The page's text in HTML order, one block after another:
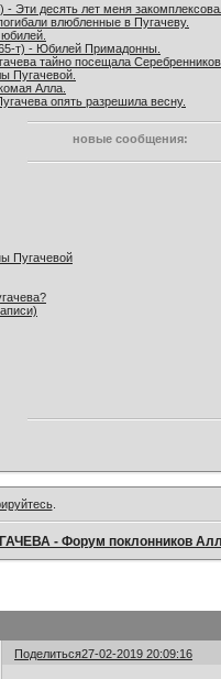
Эти десять лет меня
влюбленные в Пугачеву.
т) - Юбилей Примадонны.
тайно посещала
Пугачевой.
Алла.
опять разрешила весну.
новые сообщения:
Пугачевой
.
- Форум поклонников
Поделиться27-02-2019 20:09:16